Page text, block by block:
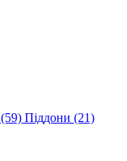
(59) Піддони (21)